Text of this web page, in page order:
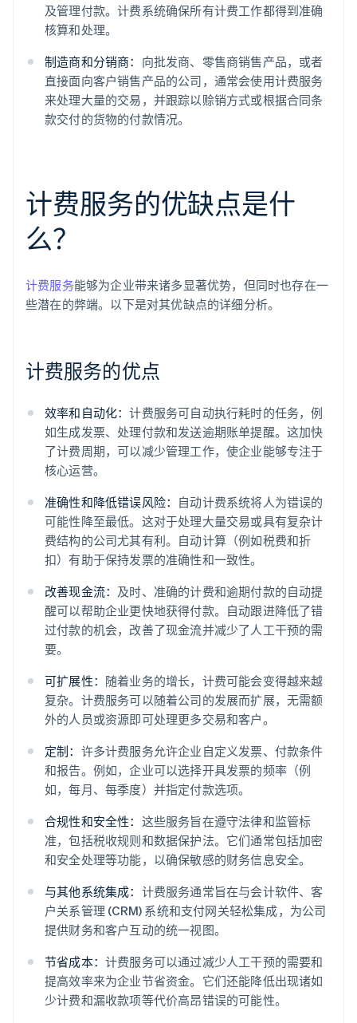
及管理付款。计费系统确保所有计费工作都得到准确
核算和处理。
制造商和分销商： 向批发商、零售商销售产品，或者
直接面向客户销售产品的公司，通常会使用计费服务
来处理大量的交易，并跟踪以赊销方式或根据合同条
款交付的货物的付款情况。
计费服务的优缺点是什
么？
计费服务能够为企业带来诸多显著优势，但同时也存在一
些潜在的弊端。以下是对其优缺点的详细分析。
计费服务的优点
效率和自动化：计费服务可自动执行耗时的任务，例
如生成发票、处理付款和发送逾期账单提醒。这加快
了计费周期，可以减少管理工作，使企业能够专注于
核心运营。
准确性和降低错误风险： 自动计费系统将人为错误的
可能性降至最低。这对于处理大量交易或具有复杂计
费结构的公司尤其有利。自动计算（例如税费和折
扣）有助于保持发票的准确性和一致性。
改善现金流： 及时、准确的计费和逾期付款的自动提
醒可以帮助企业更快地获得付款。自动跟进降低了错
过付款的机会，改善了现金流并减少了人工干预的需
要。
可扩展性： 随着业务的增长，计费可能会变得越来越
复杂。计费服务可以随着公司的发展而扩展，无需额
外的人员或资源即可处理更多交易和客户。
定制： 许多计费服务允许企业自定义发票、付款条件
和报告。例如，企业可以选择开具发票的频率（例
如，每月、每季度）并指定付款选项。
合规性和安全性： 这些服务旨在遵守法律和监管标
准，包括税收规则和数据保护法。它们通常包括加密
和安全处理等功能，以确保敏感的财务信息安全。
与其他系统集成： 计费服务通常旨在与会计软件、客
户关系管理 (CRM) 系统和支付网关轻松集成，为公司
提供财务和客户互动的统一视图。
节省成本： 计费服务可以通过减少人工干预的需要和
提高效率来为企业节省资金。它们还能降低出现诸如
少计费和漏收款项等代价高昂错误的可能性。